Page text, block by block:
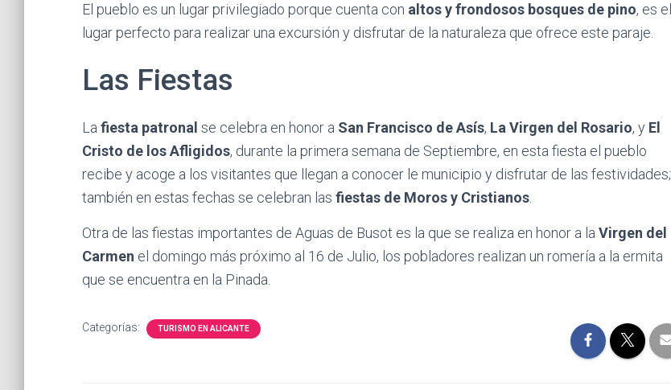
El pueblo es un lugar privilegiado porque cuenta con altos y frondosos bosques de pino, es el
lugar perfecto para realizar una excursión y disfrutar de la naturaleza que ofrece este paraje.
Las Fiestas
La fiesta patronal se celebra en honor a San Francisco de Asís, La Virgen del Rosario, y El
Cristo de los Afligidos, durante la primera semana de Septiembre, en esta fiesta el pueblo
recibe y acoge a los visitantes que llegan a conocer le municipio y disfrutar de las festividades;
también en estas fechas se celebran las fiestas de Moros y Cristianos
Otra de las fiestas importantes de Aguas de Busot es la que se realiza en honor a la Virgen del
Carmen el domingo más próximo al 16 de Julio, los pobladores realizan un romería a la ermita
que se encuentra en la Pinada.
Categorías: TURISMO EN ALICANTE